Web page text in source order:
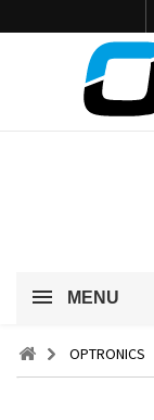
MENU
OPTRONICS